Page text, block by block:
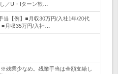
／U・Iターン歓…
当【例】■月収30万円/入社1年/20代
■月収35万円/入社…
残業少なめ。残業手当は全額支給し